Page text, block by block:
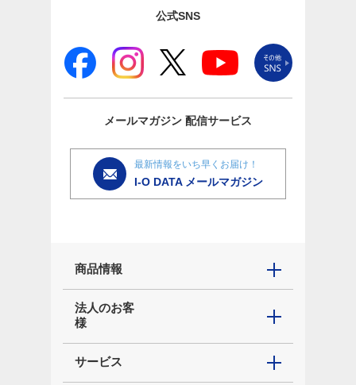
公式SNS
メールマガジン 配信サービス
最新情報をいち早くお届け！
I-O DATA メールマガジン
商品情報
法人のお客
様
サービス